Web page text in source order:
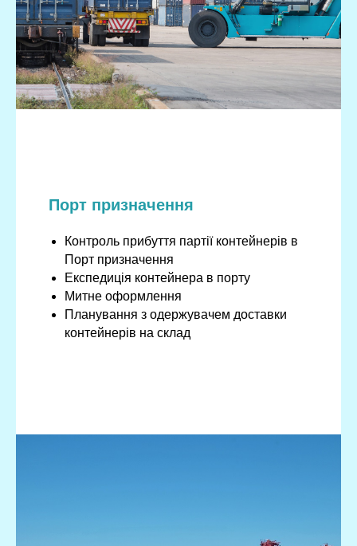
Порт призначення
Контроль прибуття партії контейнерів в
Порт призначення
Експедиція контейнера в порту
Митне оформлення
Планування з одержувачем доставки
контейнерів на склад